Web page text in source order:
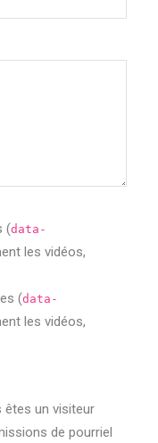
(data-
les vidéos,
(data-
les vidéos,
êtes un visiteur
de pourriel